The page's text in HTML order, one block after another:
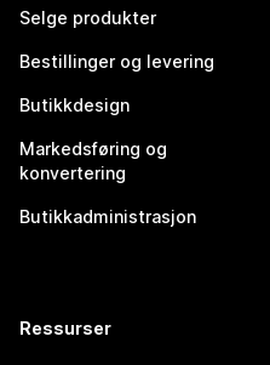
Selge produkter
Bestillinger og levering
Butikkdesign
Markedsføring og
konvertering
Butikkadministrasjon
Ressurser